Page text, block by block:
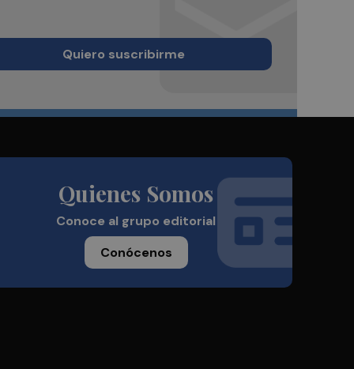
Quiero suscribirme
Quienes Somos
Conoce al grupo editorial
Conócenos